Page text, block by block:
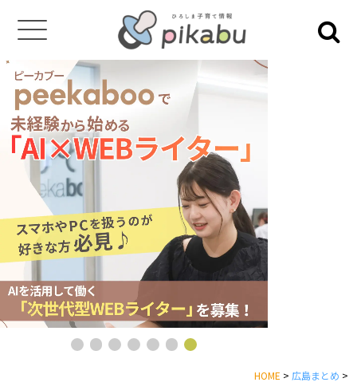
HOME > 広島まとめ >